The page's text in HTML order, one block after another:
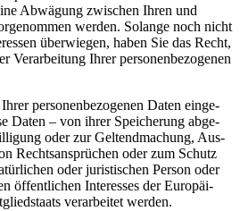
Abwä­gung zwi­schen Ihren und
werden. Solange noch nicht
über­wiegen, haben Sie das Recht,
Ver­ar­bei­tung Ihrer per­so­nen­be­zo­genen
per­so­nen­be­zo­genen Daten ein­ge­
Daten – von ihrer Spei­che­rung abge­
oder zur Gel­tend­ma­chung, Aus­
Rechts­an­sprü­chen oder zum Schutz
oder juris­ti­schen Person oder
öffent­li­chen Inter­esses der Euro­päi­
ver­ar­beitet werden.